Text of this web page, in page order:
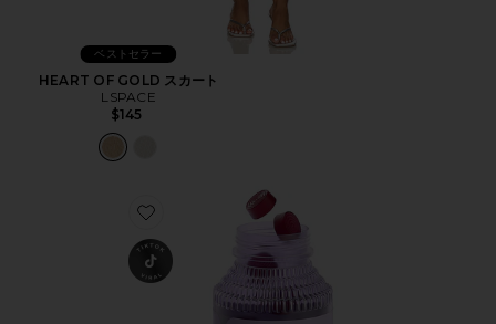
ベストセラー
HEART OF GOLD スカート
LSPACE
$145
Favorite CHILL ビタミングミ